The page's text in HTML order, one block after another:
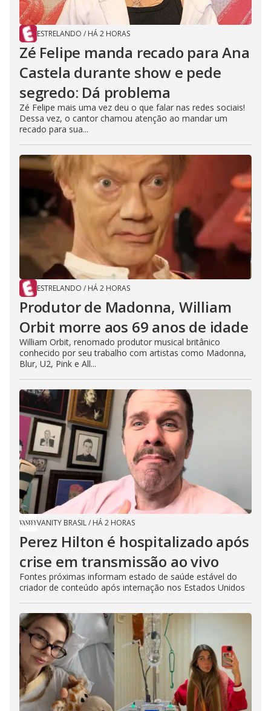
ESTRELANDO / HÁ 2 HORAS
Zé Felipe manda recado para Ana
Castela durante show e pede
segredo: Dá problema
Zé Felipe mais uma vez deu o que falar nas redes sociais!
Dessa vez, o cantor chamou atenção ao mandar um
recado para sua...
ESTRELANDO / HÁ 2 HORAS
Produtor de Madonna, William
Orbit morre aos 69 anos de idade
William Orbit, renomado produtor musical britânico
conhecido por seu trabalho com artistas como Madonna,
Blur, U2, Pink e All...
VANITY BRASIL/ HÁ 2 HORAS
Perez Hilton é hospitalizado após
crise em transmissão ao vivo
Fontes próximas informam estado de saúde estável do
criador de conteúdo após internação nos Estados Unidos